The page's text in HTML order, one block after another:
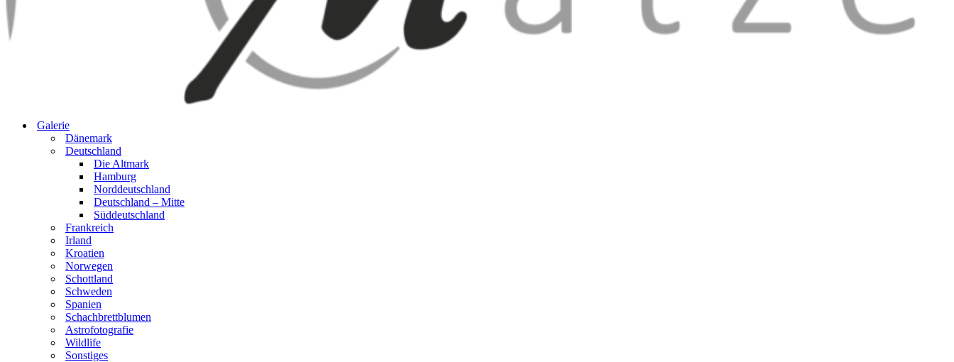
Galerie
Dänemark
Deutschland
Die Altmark
Hamburg
Norddeutschland
Deutschland – Mitte
Süddeutschland
Frankreich
Irland
Kroatien
Norwegen
Schottland
Schweden
Spanien
Schachbrettblumen
Astrofotografie
Wildlife
Sonstiges